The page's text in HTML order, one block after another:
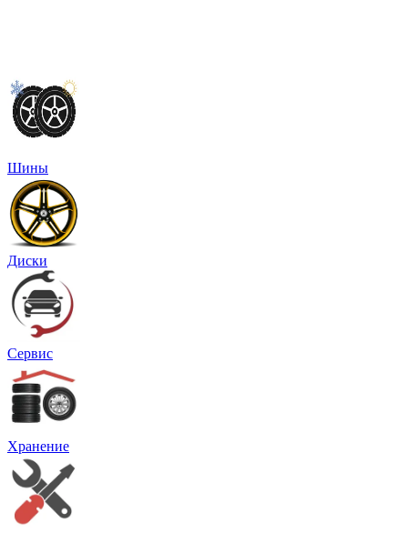
Шины
Диски
Сервис
Хранение